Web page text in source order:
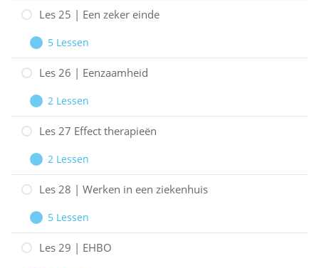
het
24
Niet
meer
genezen
Les 25 | Een zeker einde
Uitbreiden
Les
25
Een
zeker
5 Lessen
Les 26 | Eenzaamheid
Uitbreiden
Les
26
Eenzaamheid
2 Lessen
Les 27 Effect therapieën
Uitbreiden
Les
27
therapieën
2 Lessen
Les 28 | Werken in een ziekenhuis
Uitbreiden
Les
28
5 Lessen
Les 29 | EHBO